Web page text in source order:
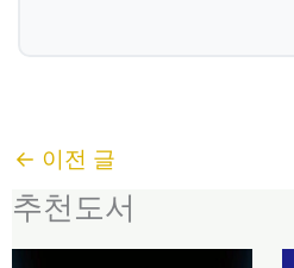
← 이전 글
추천도서